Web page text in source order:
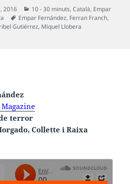
2016 Categories
10 - 30 minuts,Català, Empar
Etiquetes
Empar Fernández, Ferran Franch,
Gutiérrez, Miquel Llobera
terror
Collette i Raixa